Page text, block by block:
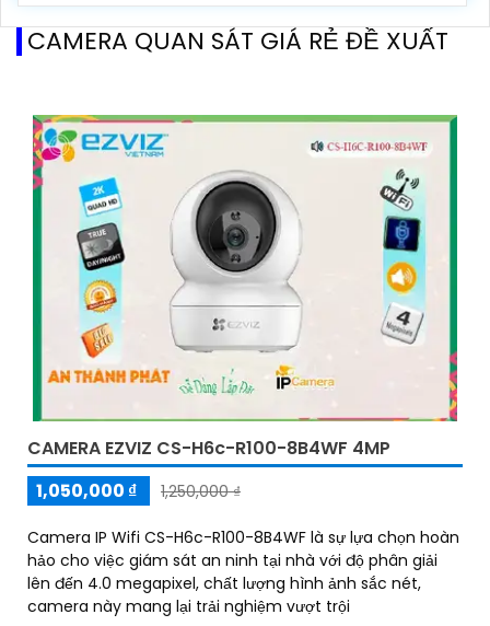
CAMERA QUAN SÁT GIÁ RẺ ĐỀ XUẤT
CAMERA EZVIZ CS-H6c-R100-8B4WF 4MP
1,050,000 ₫
1,250,000 ₫
Camera IP Wifi CS-H6c-R100-8B4WF là sự lựa chọn hoàn
hảo cho việc giám sát an ninh tại nhà với độ phân giải
lên đến 4.0 megapixel, chất lượng hình ảnh sắc nét,
camera này mang lại trải nghiệm vượt trội